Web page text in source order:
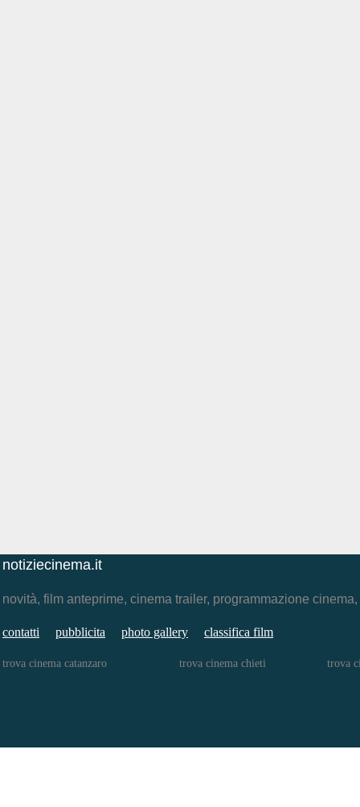
notiziecinema.it
novità, film anteprime, cinema trailer, programmazione
contatti pubblicita photo gallery classifica film
trova cinema catanzaro trova cinema chieti trova